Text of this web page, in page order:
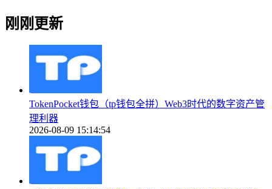
刚刚更新
TokenPocket钱包（tp钱包全拼）Web3时代的数字资产管
理利器
2026-08-09 15:14:54